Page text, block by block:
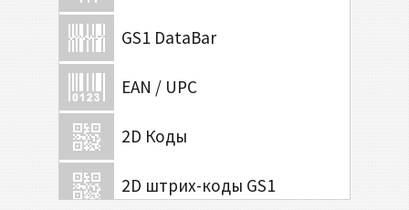
GS1 DataBar
EAN / UPC
2D Коды
2D штрих-коды GS1